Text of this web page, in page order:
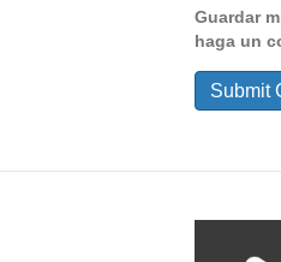
Guardar
haga un